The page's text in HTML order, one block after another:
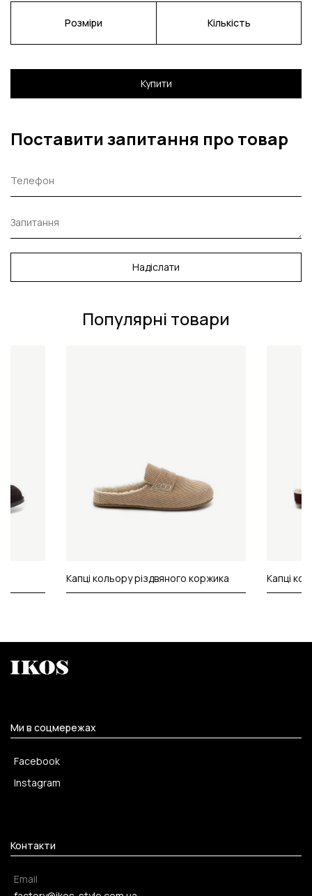
Розміри Кількість
Купити
Поставити запитання про товар
Надіслати
Популярні товари
Капці кольору різдвяного коржика Капці
Ми в соцмережах
Facebook
Instagram
Контакти
Email